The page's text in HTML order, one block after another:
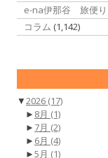
e-na伊那谷 旅便り
コラム (1,142)
▼2026 (17)
► 8月 (1)
► 7月 (2)
► 6月 (4)
►5月 (1)